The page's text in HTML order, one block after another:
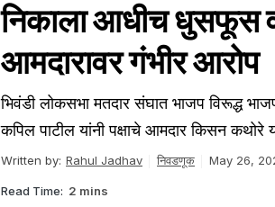
निकाला आधीच धुसफूस
आमदारावर गंभीर आरोप
भिवंडी लोकसभा मतदार संघात भाजप विरूद्ध
कपिल पाटील यांनी पक्षाचे आमदार किसन कथोरे
Written by: Rahul Jadhav निवडणूक May 26,
Read Time: 2 mins